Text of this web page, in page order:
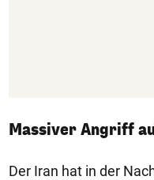
Massiver Angriff
Der Iran hat in der